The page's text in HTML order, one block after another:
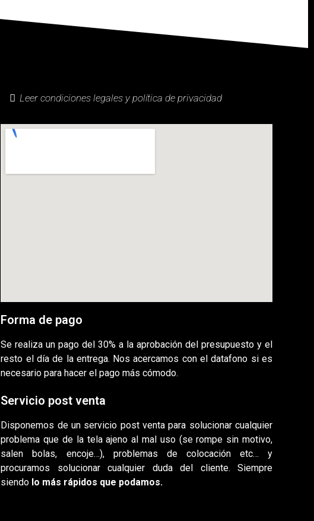
Leer condiciones legales y política de privacidad
Forma de pago
Se realiza un pago del 30% a la aprobación del presupuesto y el
resto el día de la entrega. Nos acercamos con el datafono si es
necesario para hacer el pago más cómodo.
Servicio post venta
Disponemos de un servicio post venta para solucionar cualquier
problema que de la tela ajeno al mal uso (se rompe sin motivo,
salen bolas, encoje…), problemas de colocación etc… y
procuramos solucionar cualquier duda del cliente. Siempre
siendo lo más rápidos que podamos.